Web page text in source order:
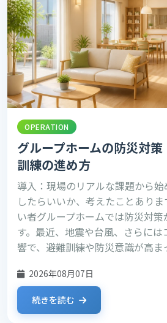
OPERATION
グループホームの防災対
訓練の進め方
導入：現場のリアルな課題から
したらいいか、考えたことあり
い者グループホームでは防災対
す。最近、地震や台風、さらに
響で、避難訓練や防災意識が高ま
2026年08月07日
続きを読む